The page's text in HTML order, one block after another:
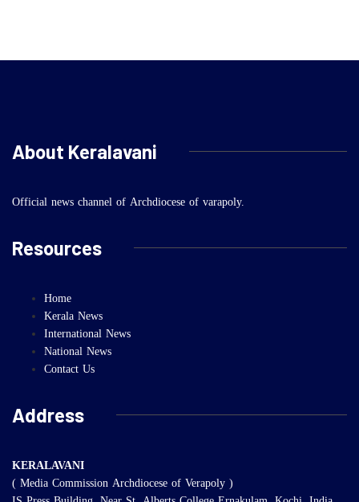
About Keralavani
Official news channel of Archdiocese of varapoly.
Resources
Home
Kerala News
International News
National News
Contact Us
Address
KERALAVANI
( Media Commission Archdiocese of Verapoly )